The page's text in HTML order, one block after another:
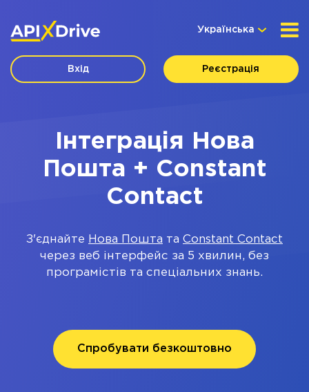
Українська
Вхід Реєстрація
Інтеграція Нова
Пошта + Constant
Contact
З'єднайте Нова Пошта та Constant Contact
через веб інтерфейс за 5 хвилин, без
програмістів та спеціальних знань.
Спробувати безкоштовно